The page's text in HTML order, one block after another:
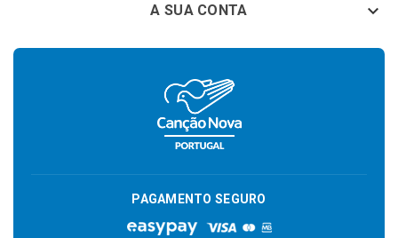
A SUA CONTA 
PAGAMENTO SEGURO